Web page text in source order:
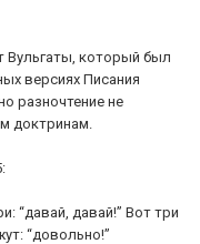
Вульгаты, который был
версиях Писания
разночтение не
доктринам.
“давай, давай!” Вот три
“довольно!”